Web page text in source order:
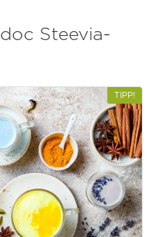
Steevia-
TIPP!